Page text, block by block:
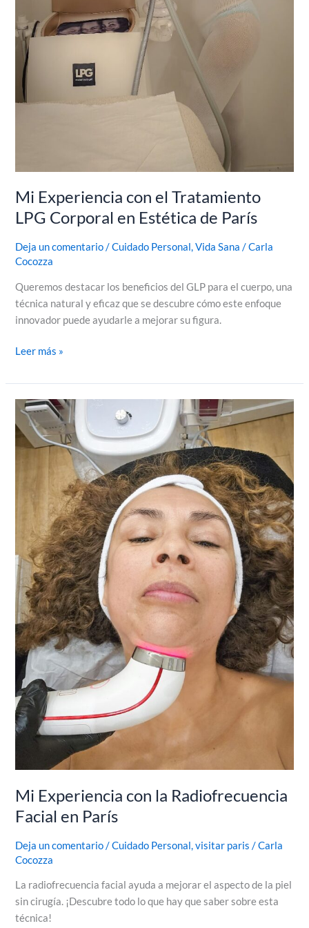
Mi Experiencia con el Tratamiento
LPG Corporal en Estética de París
Deja un comentario /Cuidado Personal,Vida Sana /Carla
Cocozza
Queremos destacar los beneficios del GLP para el cuerpo, una
técnica natural y eficaz que se descubre cómo este enfoque
innovador puede ayudarle a mejorar su figura.
Leer más »
Mi Experiencia con la Radiofrecuencia
Facial en París
Deja un comentario /Cuidado Personal,visitar paris /Carla
Cocozza
La radiofrecuencia facial ayuda a mejorar el aspecto de la piel
sin cirugía. ¡Descubre todo lo que hay que saber sobre esta
técnica!
Mi
Experiencia
con
Radiofrecuencia